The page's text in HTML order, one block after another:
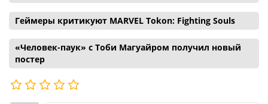
Геймеры критикуют MARVEL Tokon: Fighting Souls
«Человек-паук» с Тоби Магуайром получил новый
постер